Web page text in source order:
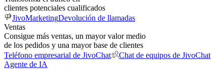
clientes potenciales cualificados
JivoMarketingDevolución de llamadas
Ventas
Consigue más ventas, un mayor valor medio
de los pedidos y una mayor base de clientes
Teléfono empresarial de JivoChat
Chat de equipos de JivoChat
Agente de IA